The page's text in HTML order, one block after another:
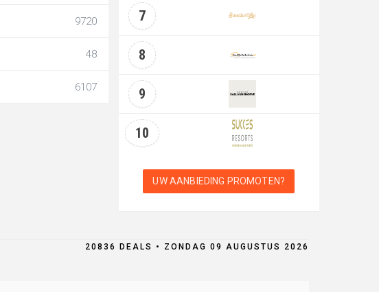
9720
48
6107
7
8
9
10
UW AANBIEDING PROMOTEN?
20836 DEALS • ZONDAG 09 AUGUSTUS 2026